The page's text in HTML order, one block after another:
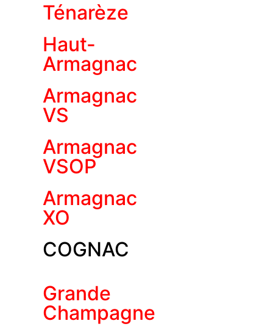
Ténarèze
Haut-
Armagnac
Armagnac
VS
Armagnac
VSOP
Armagnac
XO
COGNAC
Grande
Champagne